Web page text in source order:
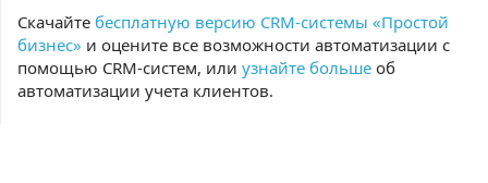
Скачайте бесплатную версию CRM-системы «Простой
бизнес» и оцените все возможности автоматизации с
помощью CRM-систем, или узнайте больше об
автоматизации учета клиентов.